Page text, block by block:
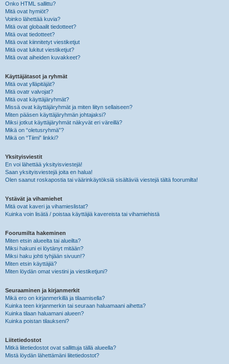
Onko HTML sallittu?
Mitä ovat hymiöt?
Voinko lähettää kuvia?
Mitä ovat globaalit tiedotteet?
Mitä ovat tiedotteet?
Mitä ovat kiinnitetyt viestiketjut
Mitä ovat lukitut viestiketjut?
Mitä ovat aiheiden kuvakkeet?
Käyttäjätasot ja ryhmät
Mitä ovat ylläpitäjät?
Mitä ovatr valvojat?
Mitä ovat käyttäjäryhmät?
Missä ovat käyttäjäryhmät ja miten liityn sellaiseen?
Miten pääsen käyttäjäryhmän johtajaksi?
Miksi jotkut käyttäjäryhmät näkyvät eri väreillä?
Mikä on “oletusryhmä”?
Mikä on “Tiimi” linkki?
Yksityisviestit
En voi lähettää yksityisviestejä!
Saan yksityisviestejä joita en halua!
Olen saanut roskapostia tai väärinkäytöksiä sisältäviä viestejä tältä foorumilta!
Ystävät ja vihamiehet
Mitä ovat kaveri ja vihamieslistat?
Kuinka voin lisätä / poistaa käyttäjiä kavereista tai vihamiehistä
Foorumilta hakeminen
Miten etsin alueelta tai alueilta?
Miksi hakuni ei löytänyt mitään?
Miksi haku johti tyhjään sivuun!?
Miten etsin käyttäjiä?
Miten löydän omat viestini ja viestiketjuni?
Seuraaminen ja kirjanmerkit
Mikä ero on kirjanmerkillä ja tilaamisella?
Kuinka teen kirjanmerkin tai seuraan haluamaani aihetta?
Kuinka tilaan haluamani alueen?
Kuinka poistan tilaukseni?
Liitetiedostot
Mitkä liitetiedostot ovat sallittuja tällä alueella?
Mistä löydän lähettämäni liitetiedostot?